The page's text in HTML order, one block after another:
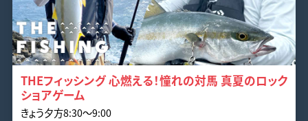
THEフィッシング 心燃える！憧れの対馬 真夏のロック
ショアゲーム
きょう夕方8:30〜9:00